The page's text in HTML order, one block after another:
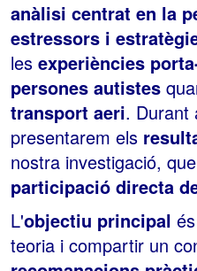
anàlisi centrat en la
estressors i
les experiències
persones autistes
transport aeri. Durant
presentarem els
nostra investigació,
participació directa
L'objectiu principal
teoria i compartir un